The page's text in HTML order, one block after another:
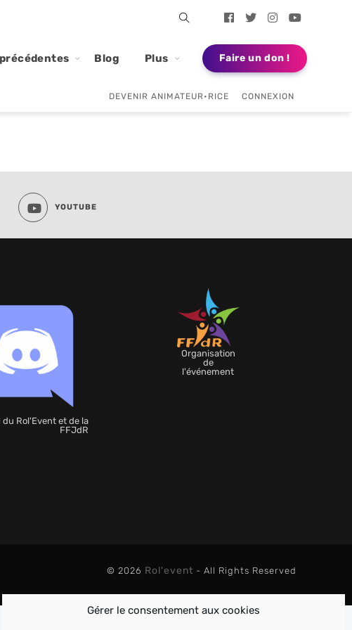
Gérer le consentement aux cookies
Blog Plus Faire un don !
DEVENIR ANIMATEUR•RICE CONNEXION
YOUTUBE
du Rol'Event et de la
FFJdR
Organisation
de
l'événement
© 2026 Rol'event - All Rights Reserved